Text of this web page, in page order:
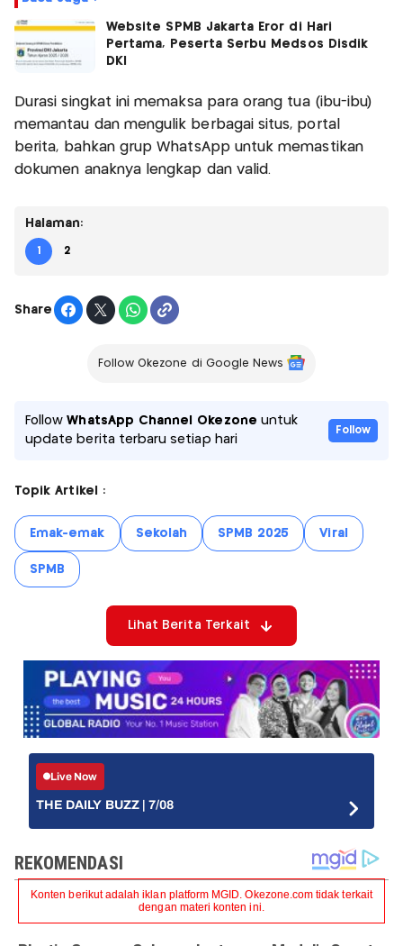
Website SPMB Jakarta Eror di Hari
Pertama, Peserta Serbu Medsos Disdik
DKI
Durasi singkat ini memaksa para orang tua (ibu-ibu)
memantau dan mengulik berbagai situs, portal
berita, bahkan grup WhatsApp untuk memastikan
dokumen anaknya lengkap dan valid.
Halaman:
1 2
Share
Follow Okezone di Google News
FollowWhatsApp Channel Okezone untuk
update berita terbaru setiap hari
Follow
Topik Artikel :
Emak-emak Sekolah SPMB 2025 Viral
SPMB
Lihat Berita Terkait
Live Now
THE DAILY BUZZ | 7/08